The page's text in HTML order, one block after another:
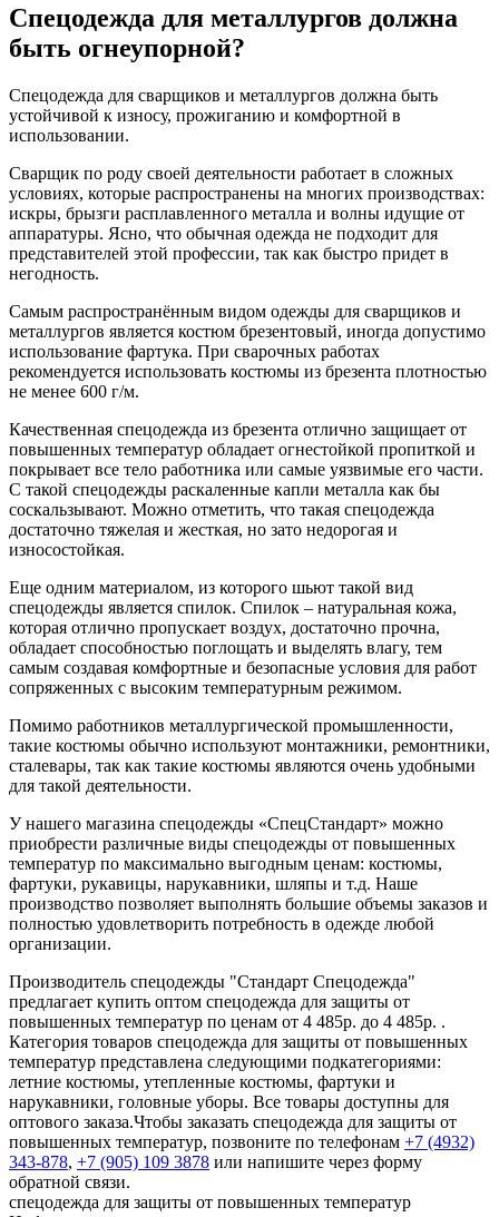
Спецодежда для металлургов должна
быть огнеупорной?
Спецодежда для сварщиков и металлургов должна быть
устойчивой к износу, прожиганию и комфортной в
использовании.
Сварщик по роду своей деятельности работает в сложных
условиях, которые распространены на многих производствах:
искры, брызги расплавленного металла и волны идущие от
аппаратуры. Ясно, что обычная одежда не подходит для
представителей этой профессии, так как быстро придет в
негодность.
Самым распространённым видом одежды для сварщиков и
металлургов является костюм брезентовый, иногда допустимо
использование фартука. При сварочных работах
рекомендуется использовать костюмы из брезента плотностью
не менее 600 г/м.
Качественная спецодежда из брезента отлично защищает от
повышенных температур обладает огнестойкой пропиткой и
покрывает все тело работника или самые уязвимые его части.
С такой спецодежды раскаленные капли металла как бы
соскальзывают. Можно отметить, что такая спецодежда
достаточно тяжелая и жесткая, но зато недорогая и
износостойкая.
Еще одним материалом, из которого шьют такой вид
спецодежды является спилок. Спилок – натуральная кожа,
которая отлично пропускает воздух, достаточно прочна,
обладает способностью поглощать и выделять влагу, тем
самым создавая комфортные и безопасные условия для работ
сопряженных с высоким температурным режимом.
Помимо работников металлургической промышленности,
такие костюмы обычно используют монтажники, ремонтники,
сталевары, так как такие костюмы являются очень удобными
для такой деятельности.
У нашего магазина спецодежды «СпецСтандарт» можно
приобрести различные виды спецодежды от повышенных
температур по максимально выгодным ценам: костюмы,
фартуки, рукавицы, нарукавники, шляпы и т.д. Наше
производство позволяет выполнять большие объемы заказов и
полностью удовлетворить потребность в одежде любой
организации.
Производитель спецодежды "Стандарт Спецодежда"
предлагает купить оптом спецодежда для защиты от
повышенных температур по ценам от 4 485р. до 4 485р. .
Категория товаров спецодежда для защиты от повышенных
температур представлена следующими подкатегориями:
летние костюмы, утепленные костюмы, фартуки и
нарукавники, головные уборы. Все товары доступны для
оптового заказа.Чтобы заказать спецодежда для защиты от
повышенных температур, позвоните по телефонам +7 (4932)
343-878, +7 (905) 109 3878 или напишите через форму
обратной связи.
спецодежда для защиты от повышенных температур